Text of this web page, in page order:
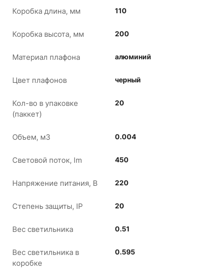
Коробка длина, мм 110
Коробка высота, мм 200
Материал плафона алюминий
Цвет плафонов черный
Кол-во в упаковке
(паккет)
20
Объем, м3 0.004
Световой поток, lm 450
Напряжение питания, В 220
Степень защиты, IP 20
Вес светильника 0.51
Вес светильника в
коробке
0.595